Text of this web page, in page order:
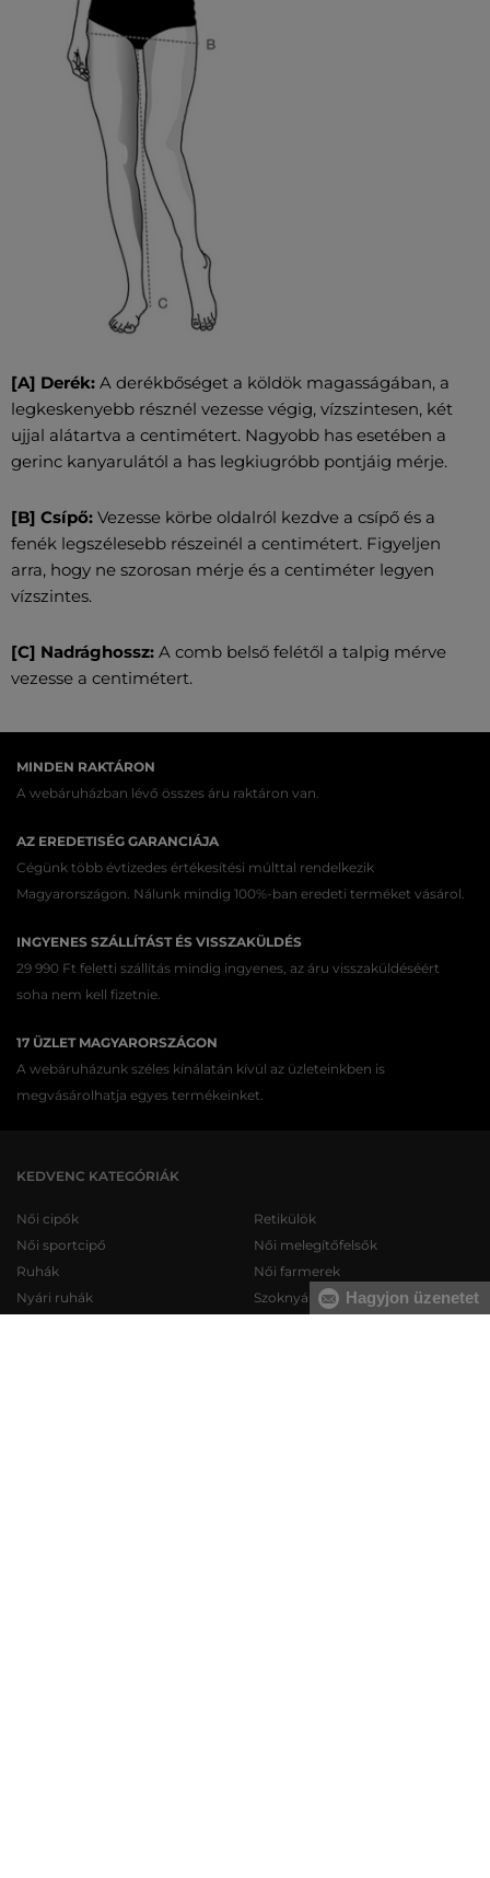
[A] Derék: A derékbőséget a köldök magasságában, a
legkeskenyebb résznél vezesse végig, vízszintesen, két
ujjal alátartva a centimétert. Nagyobb has esetében a
gerinc kanyarulától a has legkiugróbb pontjáig mérje.
[B] Csípő: Vezesse körbe oldalról kezdve a csípő és a
fenék legszélesebb részeinél a centimétert. Figyeljen
arra, hogy ne szorosan mérje és a centiméter legyen
vízszintes.
[C] Nadrághossz: A comb belső felétől a talpig mérve
vezesse a centimétert.
MINDEN RAKTÁRON
A webáruházban lévő összes áru raktáron van.
AZ EREDETISÉG GARANCIÁJA
Cégünk több évtizedes értékesítési múlttal rendelkezik
Magyarországon. Nálunk mindig 100%-ban eredeti terméket vásárol.
INGYENES SZÁLLÍTÁST ÉS VISSZAKÜLDÉS
29 990 Ft feletti szállítás mindig ingyenes, az áru visszaküldéséért
soha nem kell fizetnie.
17 ÜZLET MAGYARORSZÁGON
A webáruházunk széles kínálatán kívül az üzleteinkben is
megvásárolhatja egyes termékeinket.
KEDVENC KATEGÓRIÁK
Női cipők
Női sportcipő
Ruhák
Nyári ruhák
Retikülök
Női melegítőfelsők
Női farmerek
Szoknyák
Hagyjon üzenetet